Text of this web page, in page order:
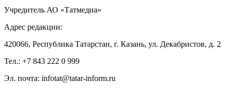
Учредитель АО «Татмедиа»
Адрес редакции:
420066, Республика Татарстан, г. Казань, ул. Декабристов, д. 2
Тел.: +7 843 222 0 999
Эл. почта: infotat@tatar-inform.ru